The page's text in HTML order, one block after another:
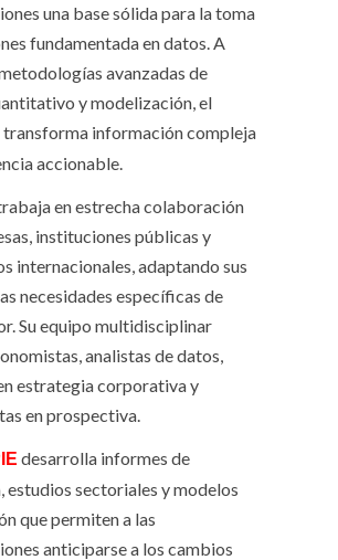
una base sólida para la toma
fundamentada en datos. A
avanzadas de
y modelización, el
transforma información compleja
accionable.
en estrecha colaboración
instituciones públicas y
internacionales, adaptando sus
necesidades específicas de
Su equipo multidisciplinar
analistas de datos,
estrategia corporativa y
en prospectiva.
desarrolla informes de
estudios sectoriales y modelos
que permiten a las
anticiparse a los cambios